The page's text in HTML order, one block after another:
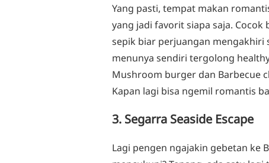
Yang pasti, tempat makan
yang jadi favorit siapa saja.
sepik biar perjuangan mengakhiri
menunya sendiri tergolong
Mushroom burger dan Barbecue
Kapan lagi bisa ngemil romantis
3. Segarra Seaside Escape
Lagi pengen ngajakin gebetan ke